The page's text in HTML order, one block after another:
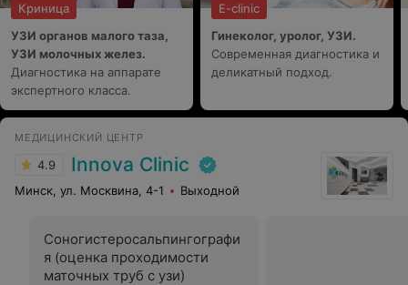
Криница
УЗИ органов малого таза,
УЗИ молочных желез.
Диагностика на аппарате
экспертного класса.
E-clinic
Гинеколог, уролог, УЗИ.
Современная диагностика и
деликатный подход.
МЕДИЦИНСКИЙ ЦЕНТР
4.9 Innova Clinic
Минск, ул. Москвина, 4-1 Выходной
Соногистеросальпингографи
я (оценка проходимости
маточных труб с узи)